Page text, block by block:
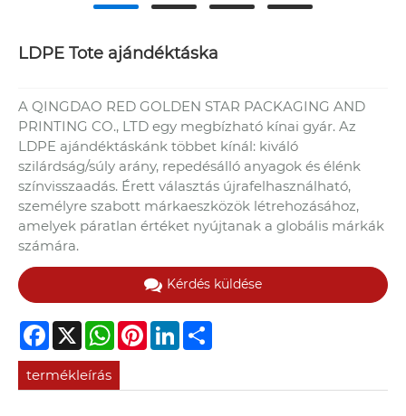
LDPE Tote ajándéktáska
A QINGDAO RED GOLDEN STAR PACKAGING AND
PRINTING CO., LTD egy megbízható kínai gyár. Az
LDPE ajándéktáskánk többet kínál: kiváló
szilárdság/súly arány, repedésálló anyagok és élénk
színvisszaadás. Érett választás újrafelhasználható,
személyre szabott márkaeszközök létrehozásához,
amelyek páratlan értéket nyújtanak a globális márkák
számára.
Kérdés küldése
Facebook
X WhatsApp
PinterestLinkedIn
termékleírás